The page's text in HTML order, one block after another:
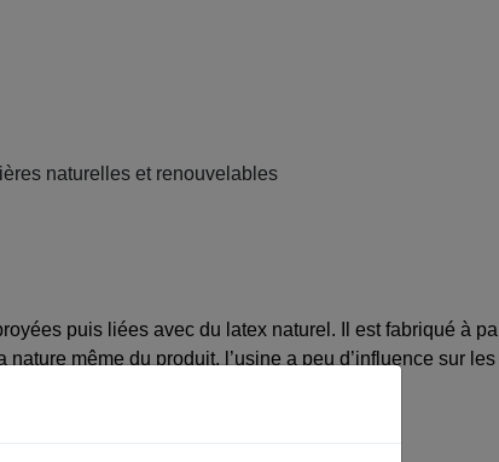
naturelles et renouvelables
puis liées avec du latex naturel. Il est fabriqué à
même du produit, l’usine a peu d’influence sur